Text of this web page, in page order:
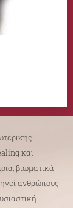
και
βιωματικά
ανθρώπους